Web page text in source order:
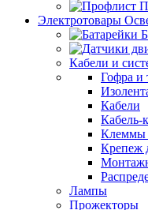
Электротовары
Кабели и
Гофра и
Кабели
Кабель-
Клеммы
Крепеж
Лампы
Прожекторы